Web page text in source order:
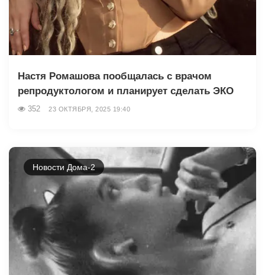
Настя Ромашова пообщалась с врачом
репродуктологом и планирует сделать ЭКО
352 23 ОКТЯБРЯ, 2025 19:40
Новости Дома-2